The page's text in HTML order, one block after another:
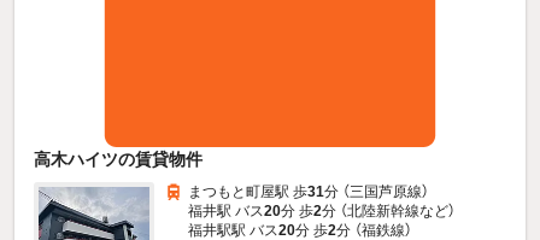
高木ハイツの賃貸物件
まつもと町屋駅 歩31分 （三国芦原線）
福井駅 バス20分 歩2分 （北陸新幹線など）
福井駅駅 バス20分 歩2分 （福鉄線）